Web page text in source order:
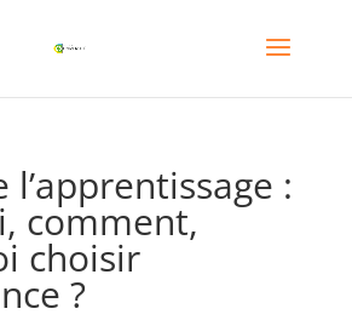
l’apprentissage :
comment,
choisir
?